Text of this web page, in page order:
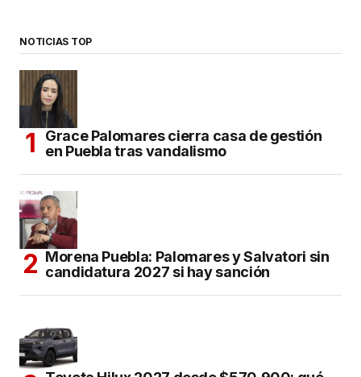
NOTICIAS TOP
Grace Palomares cierra casa de gestión
en Puebla tras vandalismo
Morena Puebla: Palomares y Salvatori sin
candidatura 2027 si hay sanción